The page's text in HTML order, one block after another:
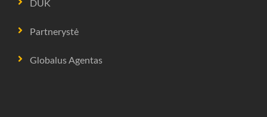
DUK
Partnerystė
Globalus Agentas